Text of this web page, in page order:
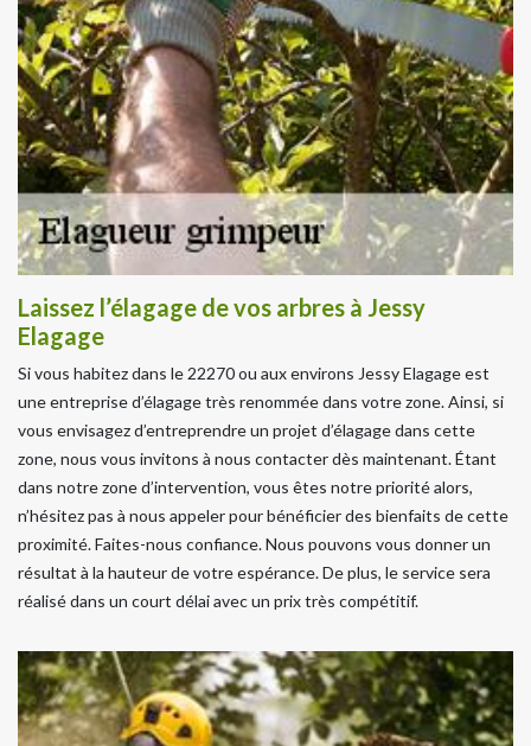
Laissez l’élagage de vos arbres à Jessy
Elagage
Si vous habitez dans le 22270 ou aux environs Jessy Elagage est
une entreprise d’élagage très renommée dans votre zone. Ainsi, si
vous envisagez d’entreprendre un projet d’élagage dans cette
zone, nous vous invitons à nous contacter dès maintenant. Étant
dans notre zone d’intervention, vous êtes notre priorité alors,
n’hésitez pas à nous appeler pour bénéficier des bienfaits de cette
proximité. Faites-nous confiance. Nous pouvons vous donner un
résultat à la hauteur de votre espérance. De plus, le service sera
réalisé dans un court délai avec un prix très compétitif.